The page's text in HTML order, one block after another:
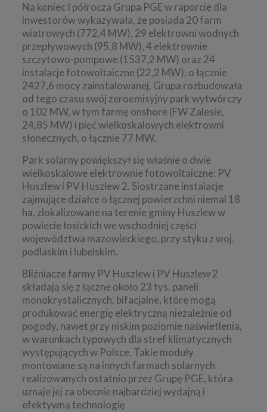
Na koniec I półrocza Grupa PGE w raporcie dla
inwestorów wykazywała, że posiada 20 farm
wiatrowych (772,4 MW), 29 elektrowni wodnych
przepływowych (95,8 MW), 4 elektrownie
szczytowo-pompowe (1537,2 MW) oraz 24
instalacje fotowoltaiczne (22,2 MW), o łącznie
2427,6 mocy zainstalowanej. Grupa rozbudowała
od tego czasu swój zeroemisyjny park wytwórczy
o 102 MW, w tym farmę onshore (FW Zalesie,
24,85 MW) i pięć wielkoskalowych elektrowni
słonecznych, o łącznie 77 MW.
Park solarny powiększył się właśnie o dwie
wielkoskalowe elektrownie fotowoltaiczne: PV
Huszlew i PV Huszlew 2. Siostrzane instalacje
zajmujące działce o łącznej powierzchni niemal 18
ha, zlokalizowane na terenie gminy Huszlew w
powiecie łosickich we wschodniej części
województwa mazowieckiego, przy styku z woj.
podlaskim i lubelskim.
Bliźniacze farmy PV Huszlew i PV Huszlew 2
składają się z łączne około 23 tys. paneli
monokrystalicznych. bifacjalne, które mogą
produkować energię elektryczną niezależnie od
pogody, nawet przy niskim poziomie naświetlenia,
w warunkach typowych dla stref klimatycznych
występujących w Polsce. Takie moduły
montowane są na innych farmach solarnych
realizowanych ostatnio przez Grupę PGE, która
uznaje jej za obecnie najbardziej wydajną i
efektywną technologię